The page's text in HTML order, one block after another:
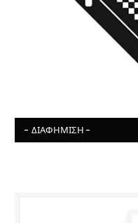
- ΔΙΑΦΉΜΙΣΗ -